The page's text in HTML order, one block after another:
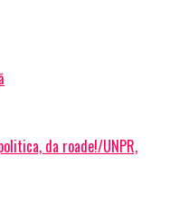
da roade!/UNPR,